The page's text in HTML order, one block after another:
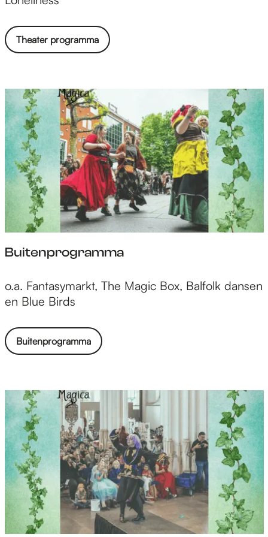
a
t
Theater programma
Buitenprogramma
B
u
t
e
r
o
g
r
a
m
m
a
o.a. Fantasymarkt, The Magic Box, Balfolk dansen
en Blue Birds
Buitenprogramma